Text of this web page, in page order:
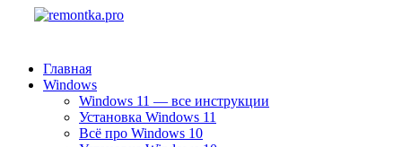
Главная
Windows
Windows 11 — все инструкции
Установка Windows 11
Всё про Windows 10